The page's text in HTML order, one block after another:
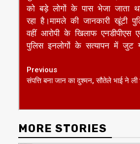
वहीं आरोपी के खिलाफ
पुलिस इनलोगों के सत्यापन में जुट
Continue
Previous
संपत्ति बना जान का दुश्मन, सौतेले भाई ने ली